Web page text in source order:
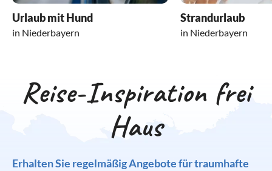
Urlaub mit Hund
in Niederbayern
Strandurlaub
in Niederbayern
Reise-Inspiration frei
Haus
Erhalten Sie regelmäßig Angebote für traumhafte